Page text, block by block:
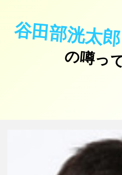
谷田部洸太郎
の噂っ